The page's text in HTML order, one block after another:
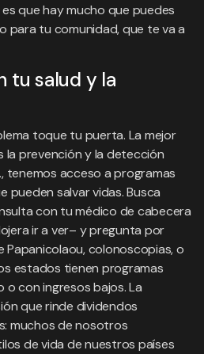
que hay mucho que puedes
para tu comunidad, que te va a
tu salud y la
toque tu puerta. La mejor
la prevención y la detección
tenemos acceso a programas
pueden salvar vidas. Busca
con tu médico de cabecera
ir a ver– y pregunta por
Papanicolaou, colonoscopias, o
estados tienen programas
o con ingresos bajos. La
que rinde dividendos
muchos de nosotros
de vida de nuestros países